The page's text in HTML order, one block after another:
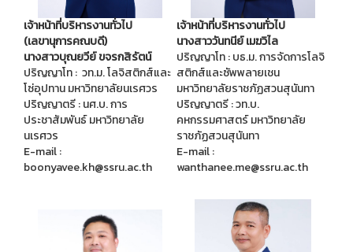
เจ้าหน้าที่บริหารงานทั่วไป
(เลขานุการคณบดี)
นางสาวบุณยวีย์ ขจรกสิรัตน์
ปริญญาโท : วท.ม. โลจิสติกส์และ
โซ่อุปทาน มหาวิทยาลัยนเรศวร
ปริญญาตรี : นศ.บ. การ
ประชาสัมพันธ์ มหาวิทยาลัย
นเรศวร
E-mail :
boonyavee.kh@ssru.ac.th
เจ้าหน้าที่บริหารงานทั่วไป
นางสาววันทนีย์ เมฆวิไล
ปริญญาโท : บธ.ม. การจัดการโลจิ
สติกส์และซัพพลายเชน
มหาวิทยาลัยราชภัฏสวนสุนันทา
ปริญญาตรี : วท.บ.
คหกรรมศาสตร์ มหาวิทยาลัย
ราชภัฏสวนสุนันทา
E-mail :
wanthanee.me@ssru.ac.th